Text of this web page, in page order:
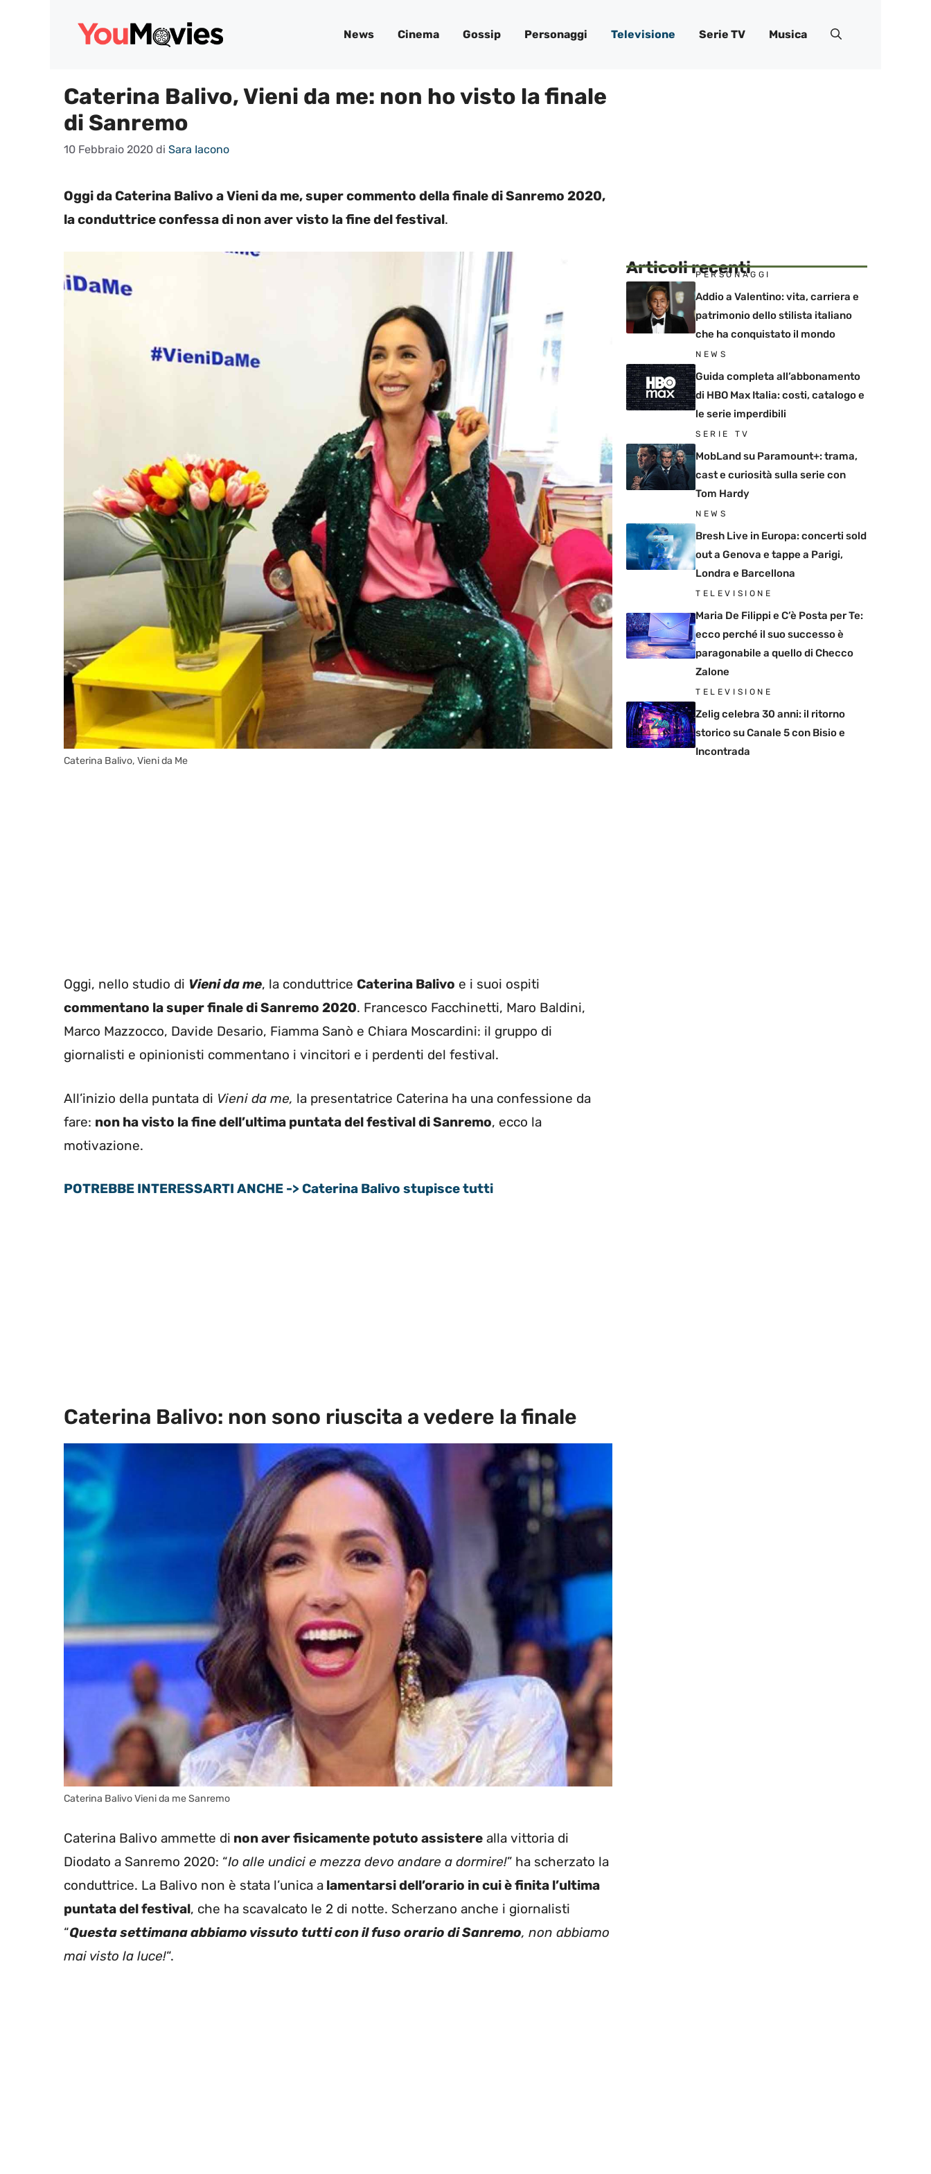
News Cinema Gossip Personaggi Televisione Serie TV Musica
Caterina Balivo, Vieni da me: non ho visto la finale
di Sanremo
10 Febbraio 2020 di Sara Iacono
Oggi da Caterina Balivo a Vieni da me, super commento della finale di Sanremo 2020,
la conduttrice confessa di non aver visto la fine del festival.
Caterina Balivo, Vieni da Me
Oggi, nello studio di Vieni da me, la conduttrice Caterina Balivo e i suoi ospiti
commentano la super finale di Sanremo 2020. Francesco Facchinetti, Maro Baldini,
Marco Mazzocco, Davide Desario, Fiamma Sanò e Chiara Moscardini: il gruppo di
giornalisti e opinionisti commentano i vincitori e i perdenti del festival.
All’inizio della puntata di Vieni da me, la presentatrice Caterina ha una confessione da
fare: non ha visto la fine dell’ultima puntata del festival di Sanremo, ecco la
motivazione.
POTREBBE INTERESSARTI ANCHE -> Caterina Balivo stupisce tutti
Caterina Balivo: non sono riuscita a vedere la finale
Caterina Balivo Vieni da me Sanremo
Caterina Balivo ammette di non aver fisicamente potuto assistere alla vittoria di
Diodato a Sanremo 2020: “Io alle undici e mezza devo andare a dormire!” ha scherzato la
conduttrice. La Balivo non è stata l’unica a lamentarsi dell’orario in cui è finita l’ultima
puntata del festival, che ha scavalcato le 2 di notte. Scherzano anche i giornalisti
“Questa settimana abbiamo vissuto tutti con il fuso orario di Sanremo, non abbiamo
mai visto la luce!“.
Articoli recenti
PERSONAGGI
Addio a Valentino: vita, carriera e
patrimonio dello stilista italiano
che ha conquistato il mondo
NEWS
Guida completa all’abbonamento
di HBO Max Italia: costi, catalogo e
le serie imperdibili
SERIE TV
MobLand su Paramount+: trama,
cast e curiosità sulla serie con
Tom Hardy
NEWS
Bresh Live in Europa: concerti sold
out a Genova e tappe a Parigi,
Londra e Barcellona
TELEVISIONE
Maria De Filippi e C’è Posta per Te:
ecco perché il suo successo è
paragonabile a quello di Checco
Zalone
TELEVISIONE
Zelig celebra 30 anni: il ritorno
storico su Canale 5 con Bisio e
Incontrada